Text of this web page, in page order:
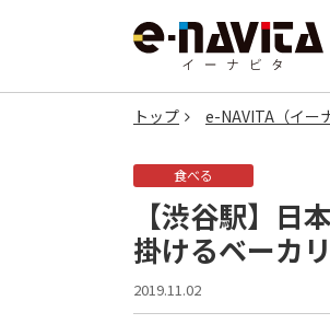
トップ e-NAVITA（イー
食べる
【渋谷駅】日
掛けるベーカ
2019.11.02